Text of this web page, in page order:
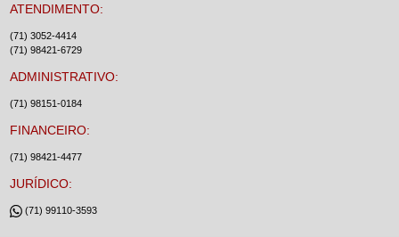
ATENDIMENTO:
(71) 3052-4414
(71) 98421-6729
ADMINISTRATIVO:
(71) 98151-0184
FINANCEIRO:
(71) 98421-4477
JURÍDICO:
(71) 99110-3593